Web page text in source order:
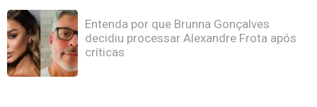
Entenda por que Brunna Gonçalves
decidiu processar Alexandre Frota após
críticas